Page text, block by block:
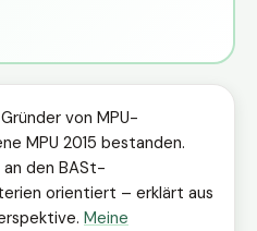
Gründer von MPU-
MPU 2015 bestanden.
den BASt-
orientiert – erklärt aus
Meine